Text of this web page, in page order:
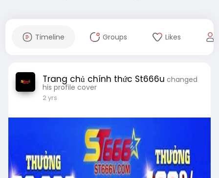
Timeline Groups Likes
Trang chủ chính thức St666u changed
his profile cover
2 yrs